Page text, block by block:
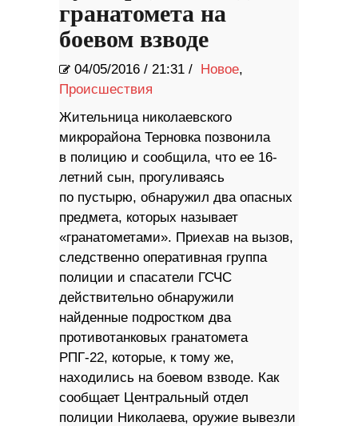
гранатомета на
боевом взводе
04/05/2016 / 21:31 / Новое,
Происшествия
Жительница николаевского
микрорайона Терновка позвонила
в полицию и сообщила, что ее 16-
летний сын, прогуливаясь
по пустырю, обнаружил два опасных
предмета, которых называет
«гранатометами». Приехав на вызов,
следственно оперативная группа
полиции и спасатели ГСЧС
действительно обнаружили
найденные подростком два
противотанковых гранатомета
РПГ-22, которые, к тому же,
находились на боевом взводе. Как
сообщает Центральный отдел
полиции Николаева, оружие вывезли